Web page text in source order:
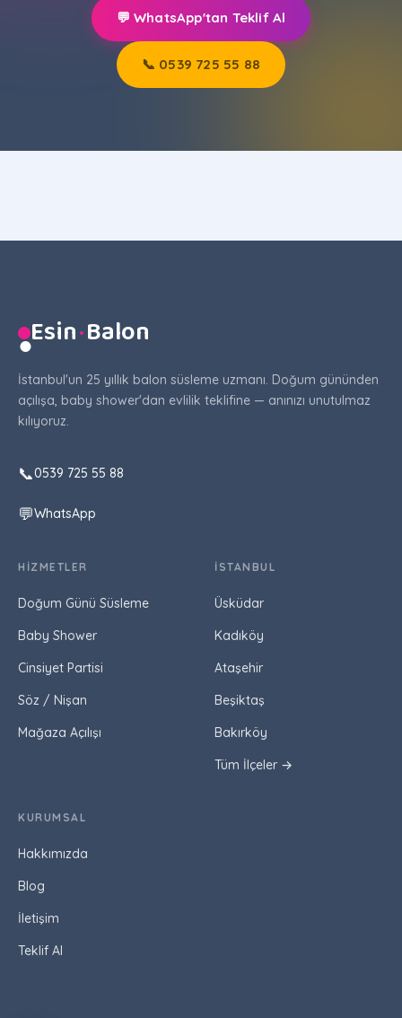
💬 WhatsApp'tan Teklif Al
📞 0539 725 55 88
●Esin·Balon
İstanbul'un 25 yıllık balon süsleme uzmanı. Doğum gününden
açılışa, baby shower'dan evlilik teklifine — anınızı unutulmaz
kılıyoruz.
📞0539 725 55 88
💬WhatsApp
HIZMETLER
Doğum Günü Süsleme
Baby Shower
Cinsiyet Partisi
Söz / Nişan
Mağaza Açılışı
İSTANBUL
Üsküdar
Kadıköy
Ataşehir
Beşiktaş
Bakırköy
Tüm İlçeler →
KURUMSAL
Hakkımızda
Blog
İletişim
Teklif Al